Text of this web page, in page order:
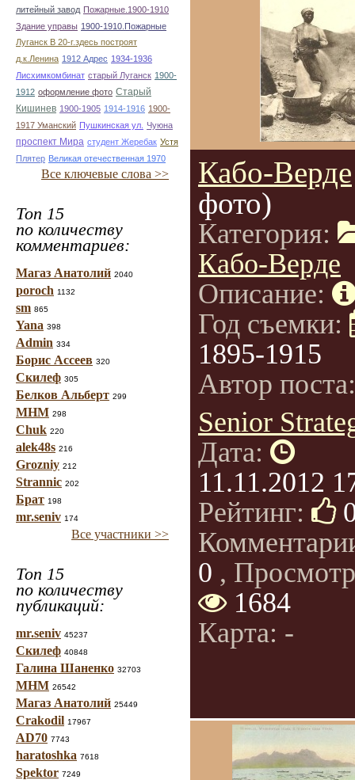
литейный завод Пожарные.1900-1910
Здание управы 1900-1910.Пожарные
Луганск В 20-г.здесь построят
д.к.Ленина 1912 Адрес 1934-1936
Лисхимкомбинат старый Луганск 1900-
1912 оформление фото Старый
Кишинев 1900-1905 1914-1916 1900-
1917 Уманский Пушкинская ул. Чуюна
проспект Мира студент Жеребак Устя
Плятер Великая отечественная 1970
Все ключевые слова >>
Топ 15
по количеству
комментариев:
Магаз Анатолий 2040
poroch 1132
sm 865
Yana 398
Admin 334
Борис Ассеев 320
Скилеф 305
Белков Альберт 299
МНМ 298
Chuk 220
alek48s 216
Grozniy 212
Strannic 202
Брат 198
mr.seniv 174
Все участники >>
Топ 15
по количеству
публикаций:
mr.seniv 45237
Скилеф 40848
Галина Шаненко 32703
МНМ 26542
Магаз Анатолий 25449
Crakodil 17967
AD70 7743
haratoshka 7618
Spektor 7249
Кабо-Верде
фото)
Категория:
Кабо-Верде
Описание:
Год съемки:
1895-1915
Автор
Senior
Дата:
11.11.2012
Рейтинг:
0 ,
1684
Карта: -